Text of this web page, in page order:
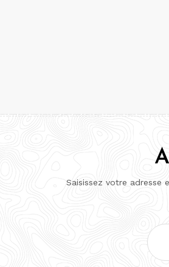
Saisissez votre
e-
mail